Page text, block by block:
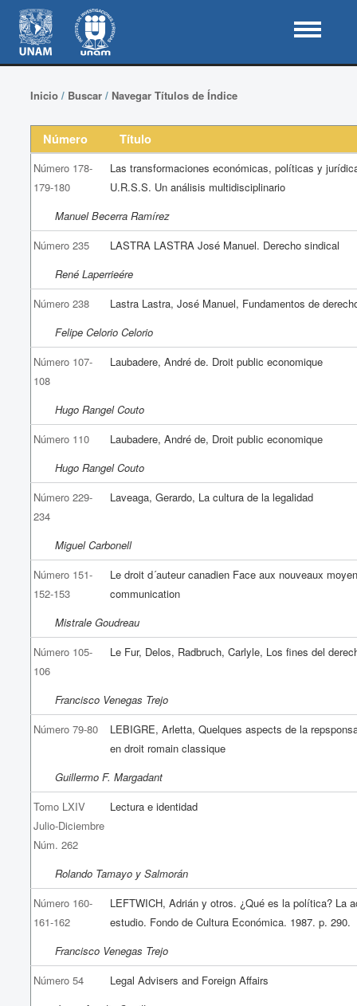
Inicio/ Buscar/ Navegar Títulos de Índice
Número Título
Número 178-
179-180
Las transformaciones económicas, políticas y
U.R.S.S. Un análisis multidisciplinario
Manuel Becerra Ramírez
Número 235
LASTRA LASTRA José Manuel. Derecho sindical
René Laperrieére
Número 238
Lastra Lastra, José Manuel, Fundamentos de
Felipe Celorio Celorio
Número 107-
108
Laubadere, André de. Droit public economique
Hugo Rangel Couto
Número 110
Laubadere, André de, Droit public economique
Hugo Rangel Couto
Número 229-
234
Laveaga, Gerardo, La cultura de la legalidad
Miguel Carbonell
Número 151-
152-153
Le droit d´auteur canadien Face aux nouveaux
communication
Mistrale Goudreau
Número 105-
106
Le Fur, Delos, Radbruch, Carlyle, Los fines del
Francisco Venegas Trejo
Número 79-80
LEBIGRE, Arletta, Quelques aspects de la
en droit romain classique
Guillermo F. Margadant
Tomo LXIV
Julio-Diciembre
Núm. 262
Lectura e identidad
Rolando Tamayo y Salmorán
Número 160-
161-162
LEFTWICH, Adrián y otros. ¿Qué es la política? La
estudio. Fondo de Cultura Económica. 1987. p. 290.
Francisco Venegas Trejo
Número 54
Legal Advisers and Foreign Affairs